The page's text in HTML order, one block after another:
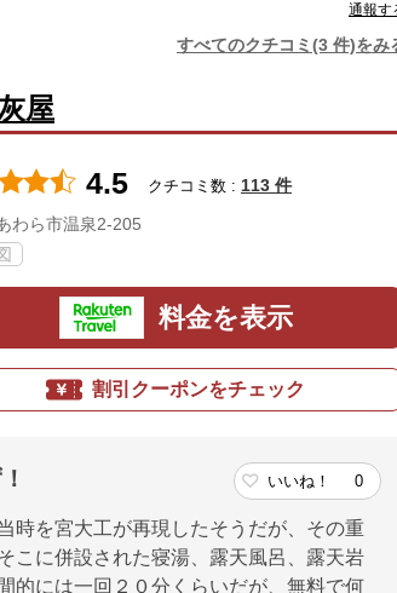
通報す
すべてのクチコミ(3 件)をみ
屋
4.5 クチコミ数 : 113 件
わら市温泉2-205
料金を表示
割引クーポンをチェック
いいね！ 0
時を宮大工が再現したそうだが、その重
こに併設された寝湯、露天風呂、露天岩
的には一回２０分くらいだが、無料で何